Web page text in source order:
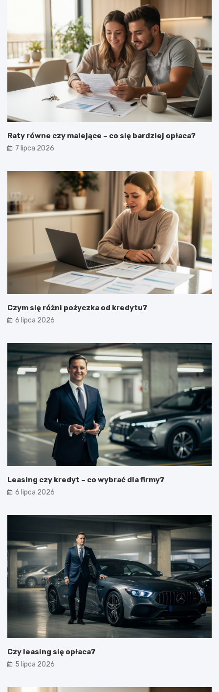
Raty równe czy malejące – co się bardziej opłaca?
7 lipca 2026
Czym się różni pożyczka od kredytu?
6 lipca 2026
Leasing czy kredyt – co wybrać dla firmy?
6 lipca 2026
Czy leasing się opłaca?
5 lipca 2026